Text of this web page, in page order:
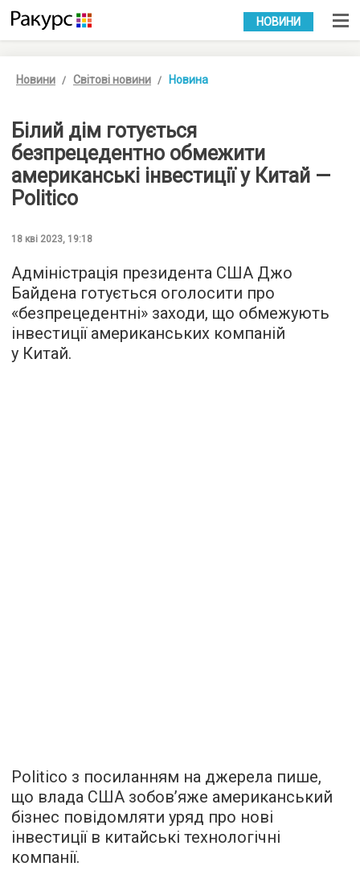
УКР РУС
НОВИНИ
Новини Світові новини Новина
Білий дім готується
безпрецедентно обмежити
американські інвестиції у Китай —
Politico
18 кві 2023, 19:18
Адміністрація президента США Джо
Байдена готується оголосити про
«безпрецедентні» заходи, що обмежують
інвестиції американських компаній
у Китай.
Politico з посиланням на джерела пише,
що влада США зобов’яже американський
бізнес повідомляти уряд про нові
інвестиції в китайські технологічні
компанії.